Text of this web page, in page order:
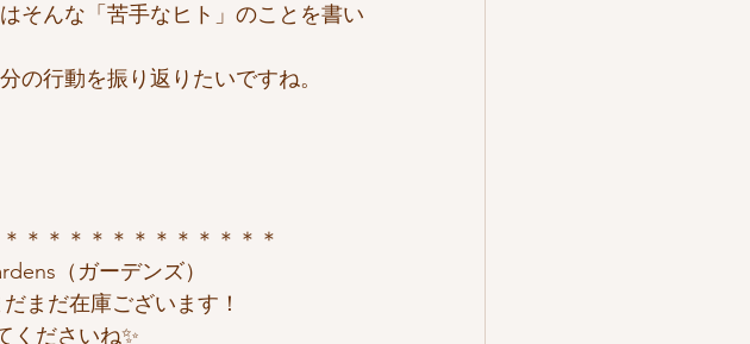
そんな「苦手なヒト」のことを書い
の行動を振り返りたいですね。
＊＊＊＊＊＊＊＊＊＊＊＊
（ガーデンズ）
まだ在庫ございます！
くださいね✨